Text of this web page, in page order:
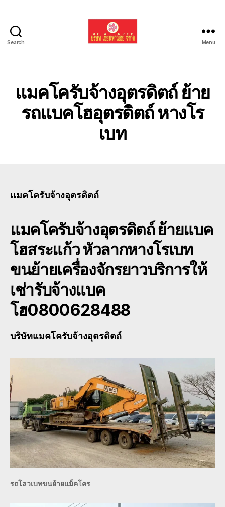
Search
แบค
โฮ
ทั่ว
ประเทศ.com
Menu
แมคโครับจ้างอุตรดิตถ์ ย้าย
รถแบคโฮอุตรดิตถ์ หางโร
เบท
แมคโครับจ้างอุตรดิตถ์
แมคโครับจ้างอุตรดิตถ์ย้ายแบค
โฮสระแก้ว หัวลากหางโรเบท
ขนย้ายเครื่องจักรยาวบริการให้
เช่ารับจ้างแบค
โฮ0800628488
บริษัทแมคโครับจ้างอุตรดิตถ์
รถโลวเบทขนย้ายแม็คโคร